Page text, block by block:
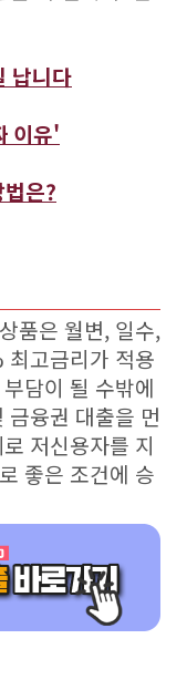
납니다
이유'
은?
품은 월변, 일수,
고금리가 적용
담이 될 수밖에
금융권 대출을 먼
저신용자를 지
좋은 조건에 승